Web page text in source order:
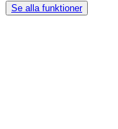
Se alla funktioner